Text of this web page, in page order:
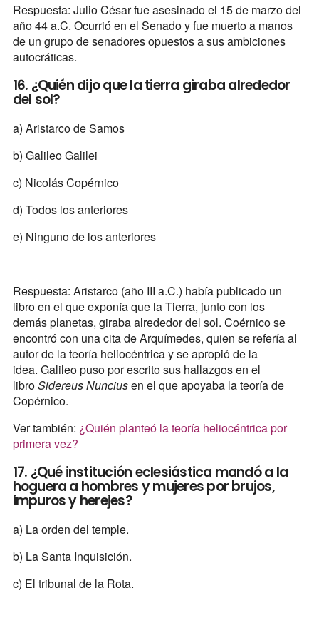
Respuesta: Julio César fue asesinado el 15 de marzo del
año 44 a.C. Ocurrió en el Senado y fue muerto a manos
de un grupo de senadores opuestos a sus ambiciones
autocráticas.
16. ¿Quién dijo que la tierra giraba alrededor
del sol?
a) Aristarco de Samos
b) Galileo Galilei
c) Nicolás Copérnico
d) Todos los anteriores
e) Ninguno de los anteriores
Respuesta: Aristarco (año III a.C.) había publicado un
libro en el que exponía que la Tierra, junto con los
demás planetas, giraba alrededor del sol. Coérnico se
encontró con una cita de Arquímedes, quien se refería al
autor de la teoría heliocéntrica y se apropió de la
idea. Galileo puso por escrito sus hallazgos en el
libroSidereus Nunciusen el que apoyaba la teoría de
Copérnico.
Ver también: ¿Quién planteó la teoría heliocéntrica por
primera vez?
17. ¿Qué institución eclesiástica mandó a la
hoguera a hombres y mujeres por brujos,
impuros y herejes?
a) La orden del temple.
b) La Santa Inquisición.
c) El tribunal de la Rota.